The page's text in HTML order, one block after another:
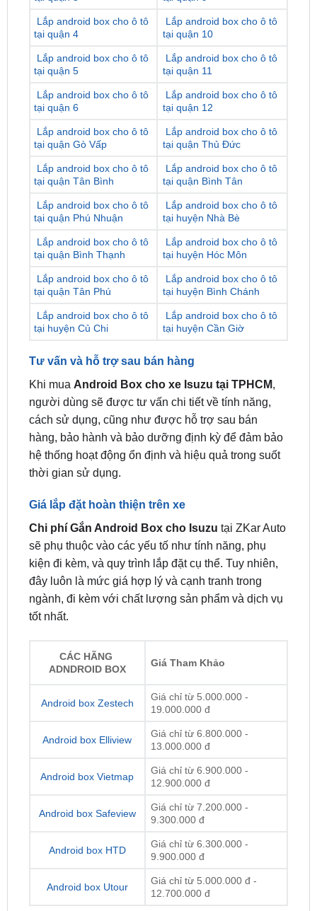
Lắp android box cho ô tô
tại quận 5
Lắp android box cho ô tô
tại quận 11
Lắp android box cho ô tô
tại quận 6
Lắp android box cho ô tô
tại quận 12
Lắp android box cho ô tô
tại quận Gò Vấp
Lắp android box cho ô tô
tại quận Thủ Đức
Lắp android box cho ô tô
tại quận Tân Bình
Lắp android box cho ô tô
tại quận Bình Tân
Lắp android box cho ô tô
tại quận Phú Nhuận
Lắp android box cho ô tô
tại huyện Nhà Bè
Lắp android box cho ô tô
tại quận Bình Thạnh
Lắp android box cho ô tô
tại huyện Hóc Môn
Lắp android box cho ô tô
tại quận Tân Phú
Lắp android box cho ô tô
tại huyện Bình Chánh
Lắp android box cho ô tô
tại huyện Củ Chi
Lắp android box cho ô tô
tại huyện Cần Giờ
Tư vấn và hỗ trợ sau bán hàng
người dùng sẽ được tư vấn chi tiết về tính năng,
cách sử dụng, cũng như được hỗ trợ sau bán
hàng, bảo hành và bảo dưỡng định kỳ để đảm bảo
hệ thống hoạt động ổn định và hiệu quả trong suốt
thời gian sử dụng.
Giá lắp đặt hoàn thiện trên xe
sẽ phụ thuộc vào các yếu tố như tính năng, phụ
kiện đi kèm, và quy trình lắp đặt cụ thể. Tuy nhiên,
đây luôn là mức giá hợp lý và cạnh tranh trong
ngành, đi kèm với chất lượng sản phẩm và dịch vụ
tốt nhất.
CÁC HÃNG
Android box Zestech
Giá chỉ từ 5.000.000 -
Android box Elliview
Giá chỉ từ 6.800.000 -
13.000.000 đ
Android box Vietmap
Giá chỉ từ 6.900.000 -
12.900.000 đ
Android box Safeview
Giá chỉ từ 7.200.000 -
9.300.000 đ
Android box HTD
Giá chỉ từ 6.300.000 -
9.900.000 đ
Android box Utour
Giá chỉ từ 5.000.000 đ -
12.700.000 đ
Lưu ý: Giá Android Box có thể thay đổi theo từng